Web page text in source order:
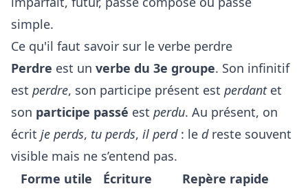
simple.
Ce qu'il faut savoir sur le verbe perdre
Perdre est un verbe du 3e groupe. Son infinitif
est perdre, son participe présent est perdantet
son participe passé est perdu. Au présent, on
écrit je perds, tu perds, il perd: le dreste souvent
visible mais ne s’entend pas.
Forme utile
Écriture
Repère rapide